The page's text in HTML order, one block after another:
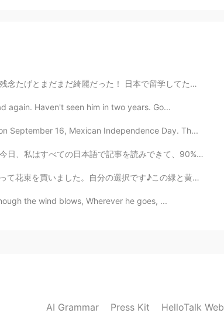
校旅行で日光に行ってて、携帯なくした。ほとんどの留学間の写真がなくなったからかなり...
again. Haven't seen him in two years. Go...
16, Mexican Independence Day. Th...
ぐらい分かりました。 本当にびっくりしたです！😦 去年は20漢字しか知りません 毎日少し勉...
です♪この緑と黄色い組み合わせが好きです。 Today, on my way home from ...
the wind blows, Wherever he goes, ...
AI Grammar Press Kit HelloTalk Web